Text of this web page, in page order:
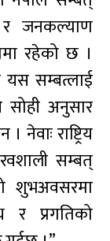
र जनकल्याण
रहेको छ ।
यस सम्बत्लाई
सोही अनुसार
राष्ट्रिय
सम्बत्
शुभअवसरमा
र प्रगतिको